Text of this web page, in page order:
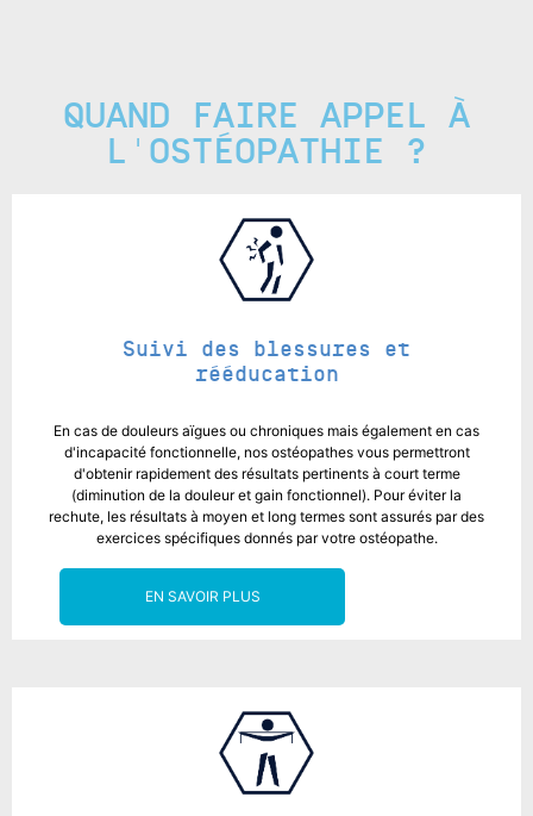
QUAND FAIRE APPEL À
L'OSTÉOPATHIE ?
Suivi des blessures et
rééducation
En cas de douleurs aïgues ou chroniques mais également en cas
d'incapacité fonctionnelle, nos ostéopathes vous permettront
d'obtenir rapidement des résultats pertinents à court terme
(diminution de la douleur et gain fonctionnel). Pour éviter la
rechute, les résultats à moyen et long termes sont assurés par des
exercices spécifiques donnés par votre ostéopathe.
EN SAVOIR PLUS